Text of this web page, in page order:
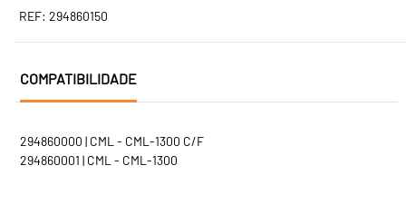
REF: 294860150
COMPATIBILIDADE
294860000 | CML - CML-1300 C/F
294860001 | CML - CML-1300